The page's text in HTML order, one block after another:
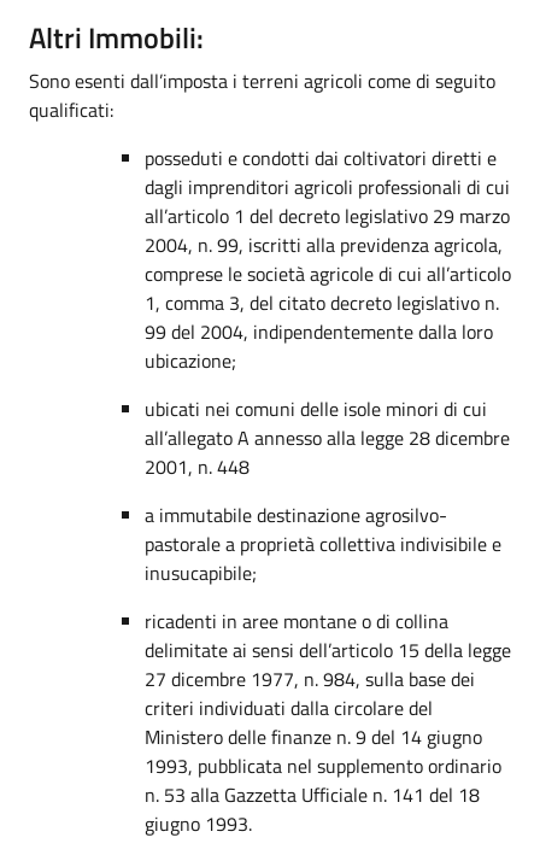
Altri Immobili:
Sono esenti dall’imposta i terreni agricoli come di seguito
qualificati:
posseduti e condotti dai coltivatori diretti e
dagli imprenditori agricoli professionali di cui
all’articolo 1 del decreto legislativo 29 marzo
2004, n. 99, iscritti alla previdenza agricola,
comprese le società agricole di cui all’articolo
1, comma 3, del citato decreto legislativo n.
99 del 2004, indipendentemente dalla loro
ubicazione;
ubicati nei comuni delle isole minori di cui
all’allegato A annesso alla legge 28 dicembre
2001, n. 448
a immutabile destinazione agrosilvo-
pastorale a proprietà collettiva indivisibile e
inusucapibile;
ricadenti in aree montane o di collina
delimitate ai sensi dell’articolo 15 della legge
27 dicembre 1977, n. 984, sulla base dei
criteri individuati dalla circolare del
Ministero delle finanze n. 9 del 14 giugno
1993, pubblicata nel supplemento ordinario
n. 53 alla Gazzetta Ufficiale n. 141 del 18
giugno 1993.